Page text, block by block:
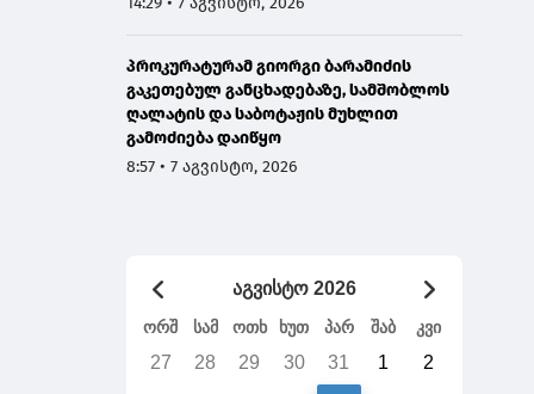
პროკურატურამ გიორგი ბარამიძის
გაკეთებულ განცხადებაზე, სამშობლოს
ღალატის და საბოტაჟის მუხლით
გამოძიება დაიწყო
8:57 • 7 აგვისტო, 2026
აგვისტო 2026
ორშ სამ ოთხ ხუთ პარ შაბ კვი
27 28 29 30 31 1 2